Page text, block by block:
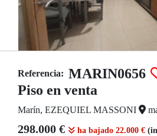
Referencia: MARIN0656
Piso en venta
Marín, EZEQUIEL MASSONI
298.000 € ha bajado 22.000 €